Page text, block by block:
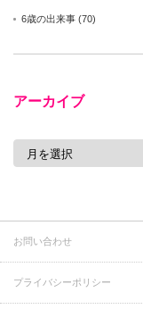
6歳の出来事 (70)
アーカイブ
ア
お問い合わせ
プライバシーポリシー